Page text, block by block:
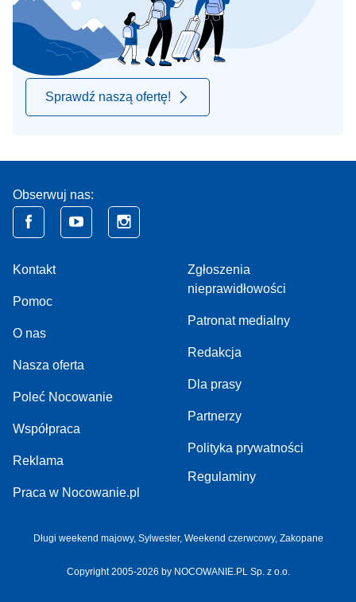
Sprawdź naszą ofertę!
Obserwuj nas:
Kontakt
Pomoc
O nas
Nasza oferta
Poleć Nocowanie
Współpraca
Reklama
Praca w Nocowanie.pl
Zgłoszenia
nieprawidłowości
Patronat medialny
Redakcja
Dla prasy
Partnerzy
Polityka prywatności
Regulaminy
Długi weekend majowy, Sylwester, Weekend czerwcowy, Zakopane
Copyright 2005-2026 by NOCOWANIE.PL Sp. z o.o.